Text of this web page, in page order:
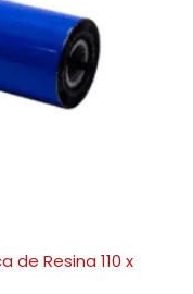
Resina 110 x